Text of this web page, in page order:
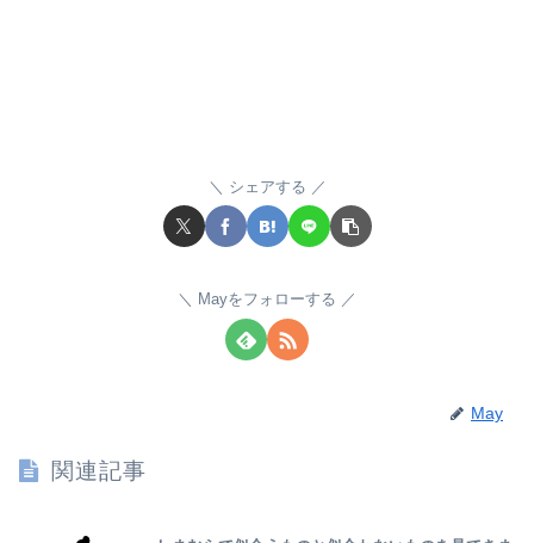
シェアする
Mayをフォローする
May
関連記事